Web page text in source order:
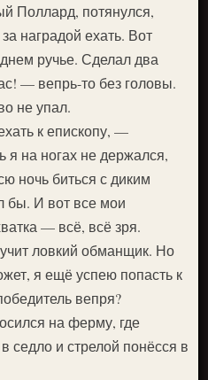
Поллард, потянулся,
наградой ехать. Вот
ручье. Сделал два
— вепрь-то без головы.
не упал.
к епископу, —
на ногах не держался,
ночь биться с диким
бы. И вот все мои
— всё, всё зря.
ловкий обманщик. Но
я ещё успею попасть к
вепря?
на ферму, где
седло и стрелой понёсся в